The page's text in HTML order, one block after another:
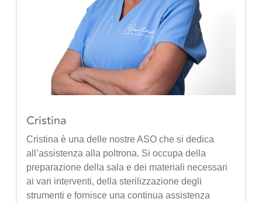
Cristina
Cristina è una delle nostre ASO che si dedica
all’assistenza alla poltrona. Si occupa della
preparazione della sala e dei materiali necessari
ai vari interventi, della sterilizzazione degli
strumenti e fornisce una continua assistenza